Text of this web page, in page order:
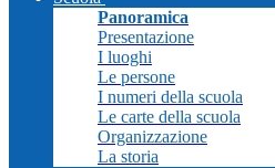
Panoramica
Presentazione
I luoghi
Le persone
I numeri della scuola
Le carte della scuola
Organizzazione
La storia